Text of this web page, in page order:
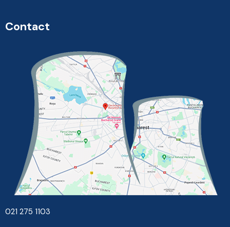
Contact
021 275 1103